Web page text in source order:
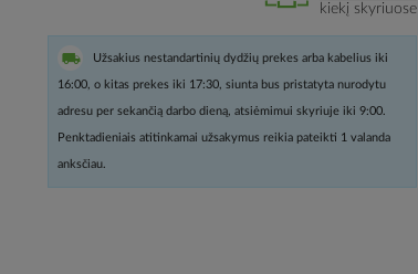
kiekį skyriuose
Užsakius nestandartinių dydžių prekes arba kabelius iki
16:00, o kitas prekes iki 17:30, siunta bus pristatyta nurodytu
adresu per sekančią darbo dieną, atsiėmimui skyriuje iki 9:00.
Penktadieniais atitinkamai užsakymus reikia pateikti 1 valanda
anksčiau.